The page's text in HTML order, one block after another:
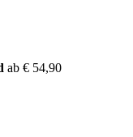
ab € 54,90